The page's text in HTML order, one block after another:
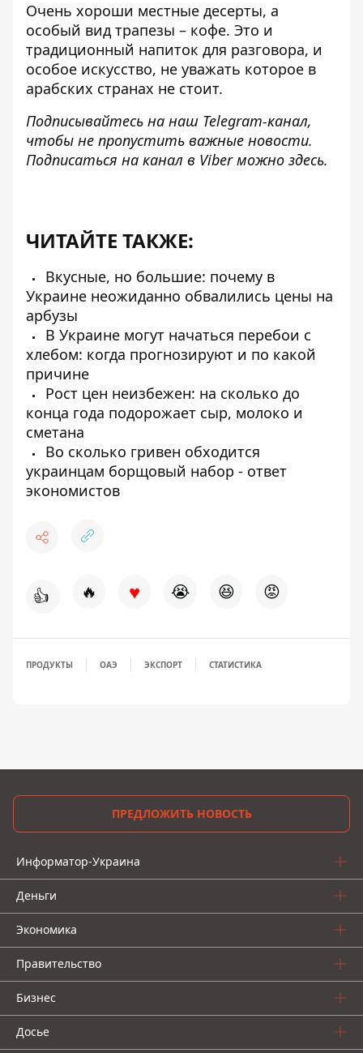
Очень хороши местные десерты, а
особый вид трапезы – кофе. Это и
традиционный напиток для разговора, и
особое искусство, не уважать которое в
арабских странах не стоит.
Подписывайтесь на наш Telegram-канал,
чтобы не пропустить важные новости.
Подписаться на канал в Viber можно здесь.
ЧИТАЙТЕ ТАКЖЕ:
Вкусные, но большие: почему в
Украине неожиданно обвалились цены на
арбузы
В Украине могут начаться перебои с
хлебом: когда прогнозируют и по какой
причине
Рост цен неизбежен: на сколько до
конца года подорожает сыр, молоко и
сметана
Во сколько гривен обходится
украинцам борщовый набор - ответ
экономистов
👍 🔥 ♥ 😭 😆 😡
ПРОДУКТЫ ОАЭ ЭКСПОРТ СТАТИСТИКА
ПРЕДЛОЖИТЬ НОВОСТЬ
Информатор-Украина
Деньги
Экономика
Правительство
Бизнес
Досье